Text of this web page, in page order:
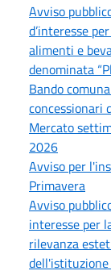
Avviso
d’interesse
alimenti e
denominata
Bando
concessionari
Mercato
2026
Avviso per
Primavera
Avviso
interesse per
rilevanza